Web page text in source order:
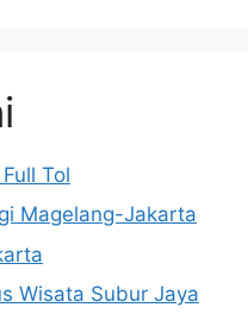
Tol
Magelang-Jakarta
Wisata Subur Jaya